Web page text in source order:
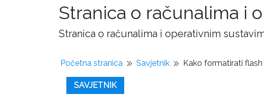
Stranica o računalima i
Stranica o računalima i operativnim
Početna stranica Savjetnik Kako formatirati
SAVJETNIK